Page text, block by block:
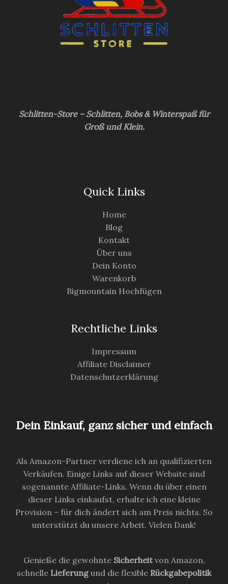
Schlitten-Store – Schlitten, Bobs & Winterspaß für
Groß und Klein.
Quick Links
Home
Blog
Kontakt
Über uns
Dein Konto
Warenkorb
Bigmountain Hochfügen
Rechtliche Links
Impressum
Affiliate Disclaimer
Datenschutzerklärung
Dein Einkauf, ganz sicher und einfach
Als Amazon-Partner verdiene ich an qualifizierten
Verkäufen. Einige Links auf dieser Website sind
sogenannte Affiliate-Links. Wenn du über einen
dieser Links einkaufst, erhalte ich eine kleine
Provision – für dich ändert sich am Preis nichts. So
unterstützt du unsere Arbeit. Vielen Dank!
Genieße die gewohnte Sicherheitvon Amazon,
schnelle Lieferungund die flexible Rückgabepolitik